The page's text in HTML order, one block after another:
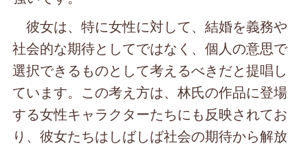
彼女は、特に女性に対して、結婚を義務や
社会的な期待としてではなく、個人の意思で
選択できるものとして考えるべきだと提唱し
ています。この考え方は、林氏の作品に登場
する女性キャラクターたちにも反映されてお
り、彼女たちはしばしば社会の期待から解放